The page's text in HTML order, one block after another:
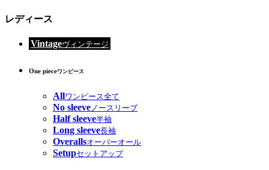
レディース
Vintageヴィンテージ
One pieceワンピース
Allワンピース全て
No sleeveノースリーブ
Half sleeve半袖
Long sleeve長袖
Overallsオーバーオール
Setupセットアップ